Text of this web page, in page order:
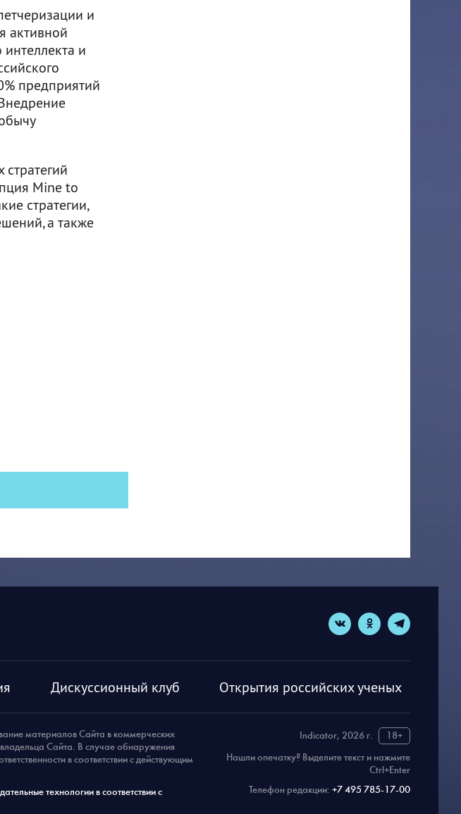
и
активной
и
предприятий
Mine to
стратегии,
а также
Дискуссионный клуб Открытия российских ученых
Indicator, 2026 г.
18+
Нашли опечатку? Выделите текст и нажмите
Ctrl+Enter
Телефон редакции: +7 495 785-17-00
материалов Сайта в коммерческих
Сайта. В случае обнаружения
в соответствии с действующим
технологии в соответствии с